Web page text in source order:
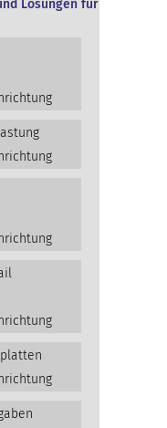
Lösungen für